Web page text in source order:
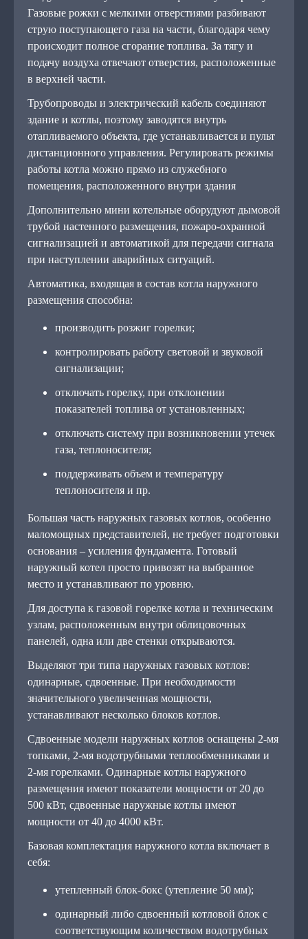
Газовые рожки с мелкими отверстиями разбивают
струю поступающего газа на части, благодаря чему
происходит полное сгорание топлива. За тягу и
подачу воздуха отвечают отверстия, расположенные
в верхней части.
Трубопроводы и электрический кабель соединяют
здание и котлы, поэтому заводятся внутрь
отапливаемого объекта, где устанавливается и пульт
дистанционного управления. Регулировать режимы
работы котла можно прямо из служебного
помещения, расположенного внутри здания
Дополнительно мини котельные оборудуют дымовой
трубой настенного размещения, пожаро-охранной
сигнализацией и автоматикой для передачи сигнала
при наступлении аварийных ситуаций.
Автоматика, входящая в состав котла наружного
размещения способна:
производить розжиг горелки;
контролировать работу световой и звуковой
сигнализации;
отключать горелку, при отклонении
показателей топлива от установленных;
отключать систему при возникновении утечек
газа, теплоносителя;
поддерживать объем и температуру
теплоносителя и пр.
Большая часть наружных газовых котлов, особенно
маломощных представителей, не требует подготовки
основания – усиления фундамента. Готовый
наружный котел просто привозят на выбранное
место и устанавливают по уровню.
Для доступа к газовой горелке котла и техническим
узлам, расположенным внутри облицовочных
панелей, одна или две стенки открываются.
Выделяют три типа наружных газовых котлов:
одинарные, сдвоенные. При необходимости
значительного увеличенная мощности,
устанавливают несколько блоков котлов.
Сдвоенные модели наружных котлов оснащены 2-мя
топками, 2-мя водотрубными теплообменниками и
2-мя горелками. Одинарные котлы наружного
размещения имеют показатели мощности от 20 до
500 кВт, сдвоенные наружные котлы имеют
мощности от 40 до 4000 кВт.
Базовая комплектация наружного котла включает в
себя:
утепленный блок-бокс (утепление 50 мм);
одинарный либо сдвоенный котловой блок с
соответствующим количеством водотрубных